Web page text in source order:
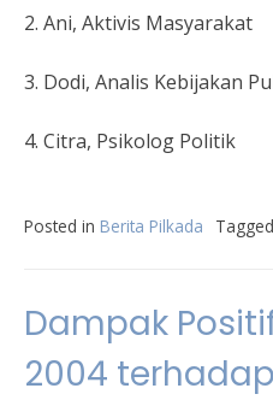
2. Ani, Aktivis Masyarakat
3. Dodi, Analis Kebijakan
4. Citra, Psikolog Politik
Posted in Berita Pilkada Tagged
Dampak
2004